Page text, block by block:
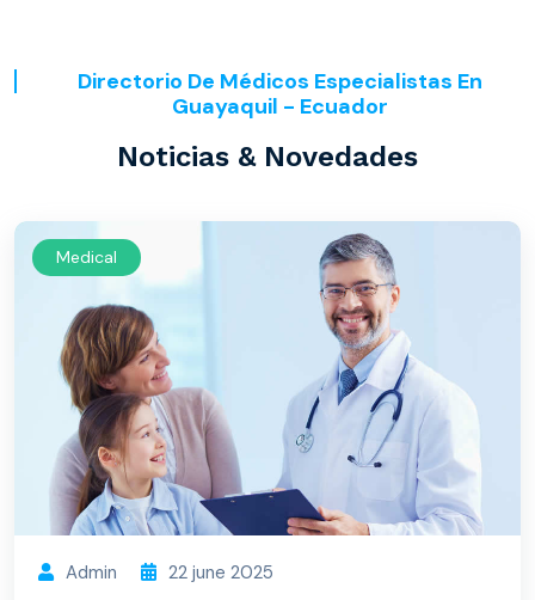
Directorio De Médicos Especialistas En
Guayaquil - Ecuador
Noticias & Novedades
Medical
Admin 22 june 2025